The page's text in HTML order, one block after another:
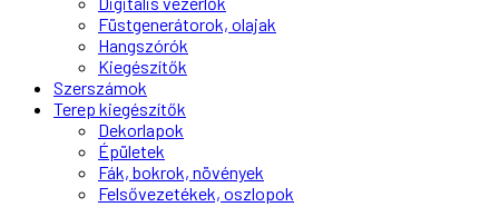
Füstgenerátorok, olajak
Hangszórók
Kiegészítők
Szerszámok
Terep kiegészítők
Dekorlapok
Épületek
Fák, bokrok, növények
Felsővezetékek, oszlopok